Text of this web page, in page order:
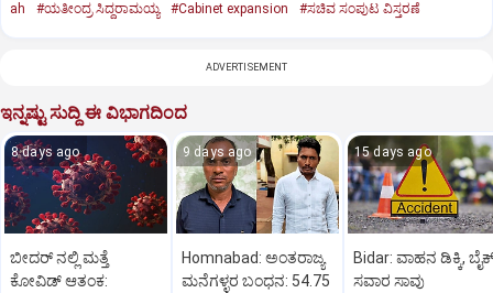
ah
#ಯತೀಂದ್ರ ಸಿದ್ದರಾಮಯ್ಯ #Cabinet expansion #ಸಚಿವ ಸಂಪುಟ ವಿಸ್ತರಣೆ
ADVERTISEMENT
ಇನ್ನಷ್ಟು ಸುದ್ದಿ ಈ ವಿಭಾಗದಿಂದ
8 days ago
ಬೀದರ್ ನಲ್ಲಿ ಮತ್ತೆ
ಕೋವಿಡ್‌ ಆತಂಕ:
9 days ago
Homnabad: ಅಂತರಾಜ್ಯ
ಮನೆಗಳ್ಳರ ಬಂಧನ: 54.75
15 days ago
Bidar: ವಾಹನ ಡಿಕ್ಕಿ,
ಸವಾರ ಸಾವು